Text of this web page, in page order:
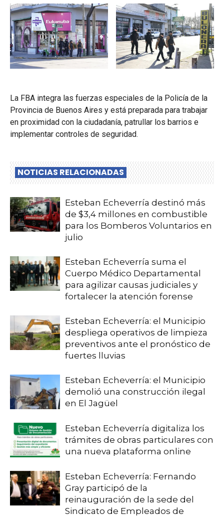
La FBA integra las fuerzas especiales de la Policía de la
Provincia de Buenos Aires y está preparada para trabajar
en proximidad con la ciudadanía, patrullar los barrios e
implementar controles de seguridad.
NOTICIAS RELACIONADAS
Esteban Echeverría destinó más
de $3,4 millones en combustible
para los Bomberos Voluntarios en
julio
Esteban Echeverría suma el
Cuerpo Médico Departamental
para agilizar causas judiciales y
fortalecer la atención forense
Esteban Echeverría: el Municipio
despliega operativos de limpieza
preventivos ante el pronóstico de
fuertes lluvias
Esteban Echeverría: el Municipio
demolió una construcción ilegal
en El Jagüel
Esteban Echeverría digitaliza los
trámites de obras particulares con
una nueva plataforma online
Esteban Echeverría: Fernando
Gray participó de la
reinauguración de la sede del
Sindicato de Empleados de